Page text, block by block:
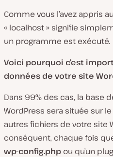
Comme vous l’avez appris
« localhost » signifie
un programme est exécuté.
Voici pourquoi c’est
données de votre site
Dans 99% des cas, la base
WordPress sera située sur
autres fichiers de votre site
conséquent, chaque fois
wp-config.php ou qu’un